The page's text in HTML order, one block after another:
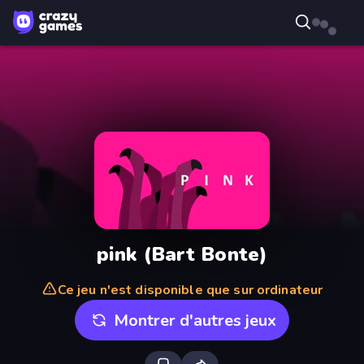
pink (Bart Bonte)
Ce jeu n'est disponible que sur ordinateur
Montrer d'autres jeux